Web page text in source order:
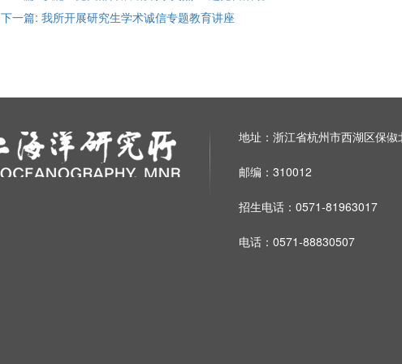
下一篇: 我所开展研究生学术诚信专题教育讲座
地址：浙江省杭州市西湖区保俶
邮编：310012
招生电话：0571-81963017
电话：0571-88830507